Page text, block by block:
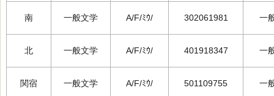
南 一般文学 A/F/ﾐｳ/ 302061981 一
北 一般文学 A/F/ﾐｳ/ 401918347 一
関宿 一般文学 A/F/ﾐｳ/ 501109755 一